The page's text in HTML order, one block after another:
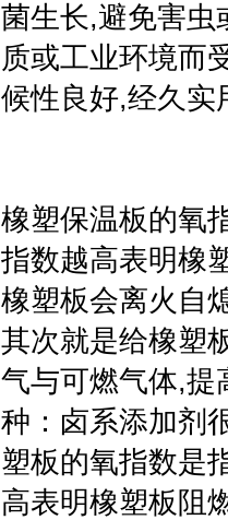
菌生长,避免害虫
质或工业环境而
候性良好,经久实
橡塑保温板的氧
指数越高表明橡
橡塑板会离火自
其次就是给橡塑
气与可燃气体,提
种：卤系添加剂
塑板的氧指数是
高表明橡塑板阻